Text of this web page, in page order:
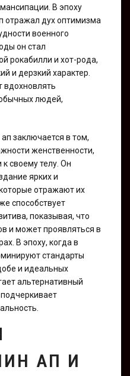
В эпоху
отражал дух оптимизма
военного
он стал
рокабилли и хот-рода,
и дерзкий характер.
вдохновлять
людей,
заключается в том,
женственности,
своему телу. Он
ярких и
отражают их
способствует
показывая, что
и может проявляться в
В эпоху, когда в
стандарты
и идеальных
альтернативный
АП И